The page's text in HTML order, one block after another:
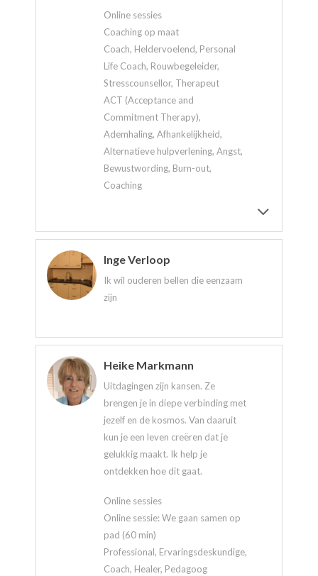
Online sessies
Coaching op maat
Coach, Heldervoelend, Personal
Life Coach, Rouwbegeleider,
Stresscounsellor, Therapeut
ACT (Acceptance and
Commitment Therapy),
Ademhaling, Afhankelijkheid,
Alternatieve hulpverlening, Angst,
Bewustwording, Burn-out,
Coaching
Inge Verloop
Ik wil ouderen bellen die eenzaam
zijn
Heike Markmann
Uitdagingen zijn kansen. Ze
brengen je in diepe verbinding met
jezelf en de kosmos. Van daaruit
kun je een leven creëren dat je
gelukkig maakt. Ik help je
ontdekken hoe dit gaat.
Online sessies
Online sessie: We gaan samen op
pad (60 min)
Professional, Ervaringsdeskundige,
Coach, Healer, Pedagoog